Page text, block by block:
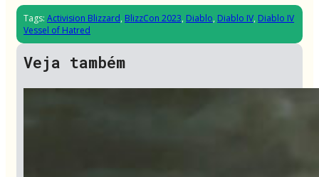
Tags: Activision Blizzard, BlizzCon 2023, Diablo, Diablo IV, Diablo IV
Vessel of Hatred
Veja também